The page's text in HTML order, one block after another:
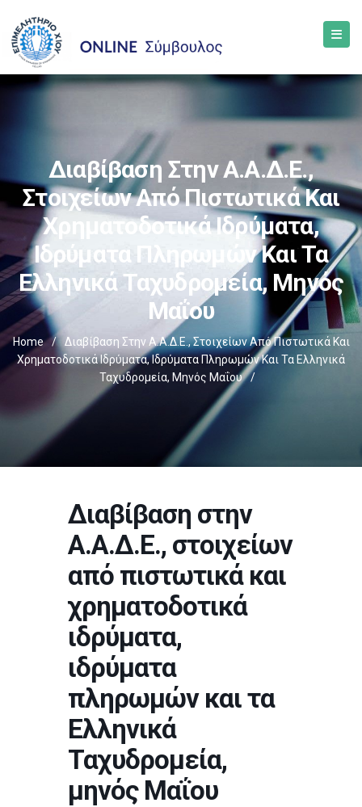
Διαβίβαση Στην Α.Α.Δ.Ε.,
Στοιχείων Από Πιστωτικά Και
Χρηματοδοτικά Ιδρύματα,
Ιδρύματα Πληρωμών Και Τα
Ελληνικά Ταχυδρομεία, Μηνός
Μαΐου
Home /
Διαβίβαση Στην Α.Α.Δ.Ε., Στοιχείων Από Πιστωτικά Και
Χρηματοδοτικά Ιδρύματα, Ιδρύματα Πληρωμών Και Τα Ελληνικά
Ταχυδρομεία, Μηνός Μαΐου
/
Διαβίβαση στην
Α.Α.Δ.Ε., στοιχείων
από πιστωτικά και
χρηματοδοτικά
ιδρύματα,
ιδρύματα
πληρωμών και τα
Ελληνικά
Ταχυδρομεία,
μηνός Μαΐου